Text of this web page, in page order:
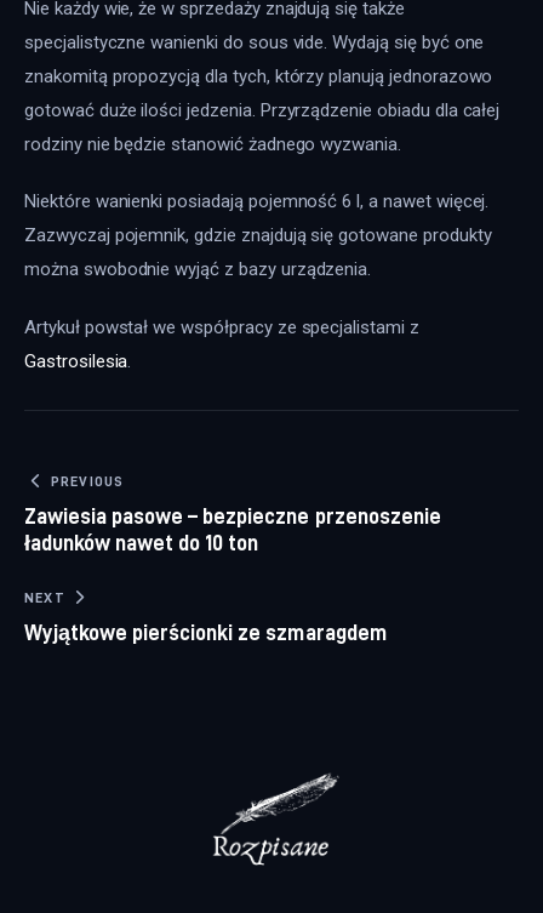
Nie każdy wie, że w sprzedaży znajdują się także
specjalistyczne wanienki do sous vide. Wydają się być one
znakomitą propozycją dla tych, którzy planują jednorazowo
gotować duże ilości jedzenia. Przyrządzenie obiadu dla całej
rodziny nie będzie stanowić żadnego wyzwania.
Niektóre wanienki posiadają pojemność 6 l, a nawet więcej.
Zazwyczaj pojemnik, gdzie znajdują się gotowane produkty
można swobodnie wyjąć z bazy urządzenia.
Artykuł powstał we współpracy ze specjalistami z
Gastrosilesia.
Nawigacja wpisu
PREVIOUS
Zawiesia pasowe – bezpieczne przenoszenie
ładunków nawet do 10 ton
NEXT
Wyjątkowe pierścionki ze szmaragdem